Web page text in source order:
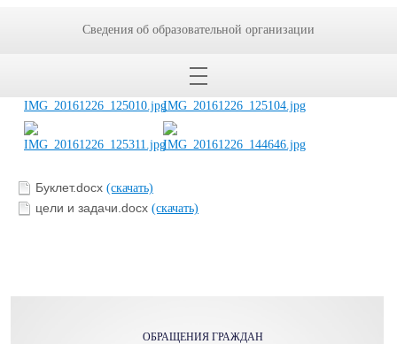
Буклет.docx (скачать)
цели и задачи.docx (скачать)
ОБРАЩЕНИЯ ГРАЖДАН
Сведения об образовательной организации